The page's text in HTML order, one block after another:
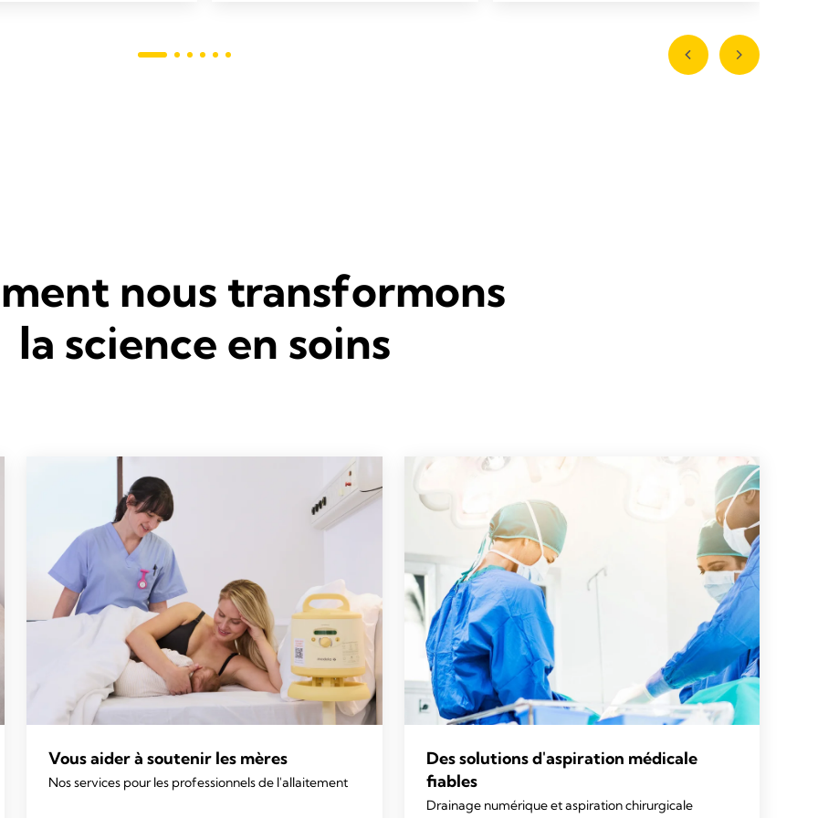
nous transformons
la science en soins
Vous aider à soutenir les mères
Nos services pour les professionnels de l'allaitement
Des solutions d'aspiration médicale
fiables
Drainage numérique et aspiration chirurgicale